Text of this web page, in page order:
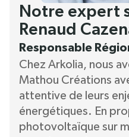
Notre expert
Renaud
Responsable
Chez Arkolia, nous
Mathou Créations
attentive de leurs
énergétiques. En
photovoltaïque sur